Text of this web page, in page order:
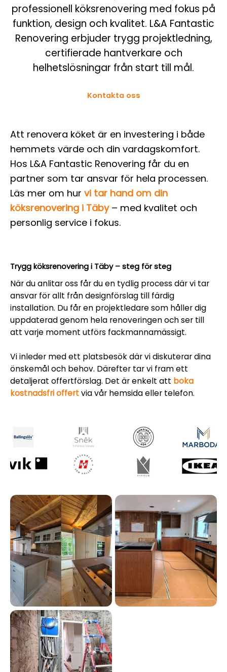
professionell köksrenovering med fokus på
funktion, design och kvalitet. L&A Fantastic
Renovering erbjuder trygg projektledning,
certifierade hantverkare och
helhetslösningar från start till mål.
Kontakta oss
Att renovera köket är en investering i både
hemmets värde och din vardagskomfort.
Hos L&A Fantastic Renovering får du en
partner som tar ansvar för hela processen.
Läs mer om hurvi tar hand om din
köksrenovering i Täby– med kvalitet och
personlig service i fokus.
Trygg köksrenovering i Täby – steg för steg
När du anlitar oss får du en tydlig process där vi tar
ansvar för allt från designförslag till färdig
installation. Du får en projektledare som håller dig
uppdaterad genom hela renoveringen och ser till
att varje moment utförs fackmannamässigt.
Vi inleder med ett platsbesök där vi diskuterar dina
önskemål och behov. Därefter tar vi fram ett
detaljerat offertförslag. Det är enkelt att boka
kostnadsfri offertvia vår hemsida eller telefon.